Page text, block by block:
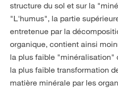
structure du sol et sur la
"L'humus", la partie
entretenue par la
organique, contient ainsi
la plus faible
la plus faible transformation
matière minérale par les